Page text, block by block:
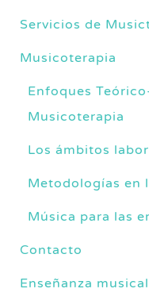
Servicios de
Musicoterapia
Enfoques
Musicoterapia
Los ámbitos
Metodologías en
Música para las
Contacto
Enseñanza musical